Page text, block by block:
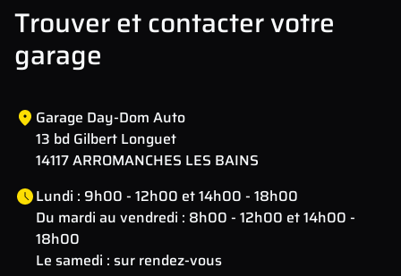
Trouver et contacter votre
garage
Garage Day-Dom Auto
13 bd Gilbert Longuet
14117 ARROMANCHES LES BAINS
Lundi : 9h00 - 12h00 et 14h00 - 18h00
Du mardi au vendredi : 8h00 - 12h00 et 14h00 -
18h00
Le samedi : sur rendez-vous